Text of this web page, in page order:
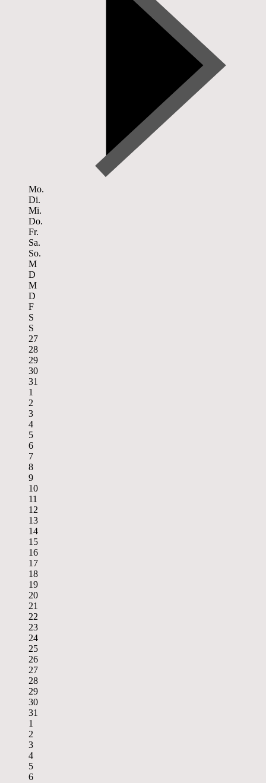
Mo.
Di.
Mi.
Do.
Fr.
Sa.
So.
M
D
M
D
F
S
S
27
28
29
30
31
1
2
3
4
5
6
7
8
9
10
11
12
13
14
15
16
17
18
19
20
21
22
23
24
25
26
27
28
29
30
31
1
2
3
4
5
6